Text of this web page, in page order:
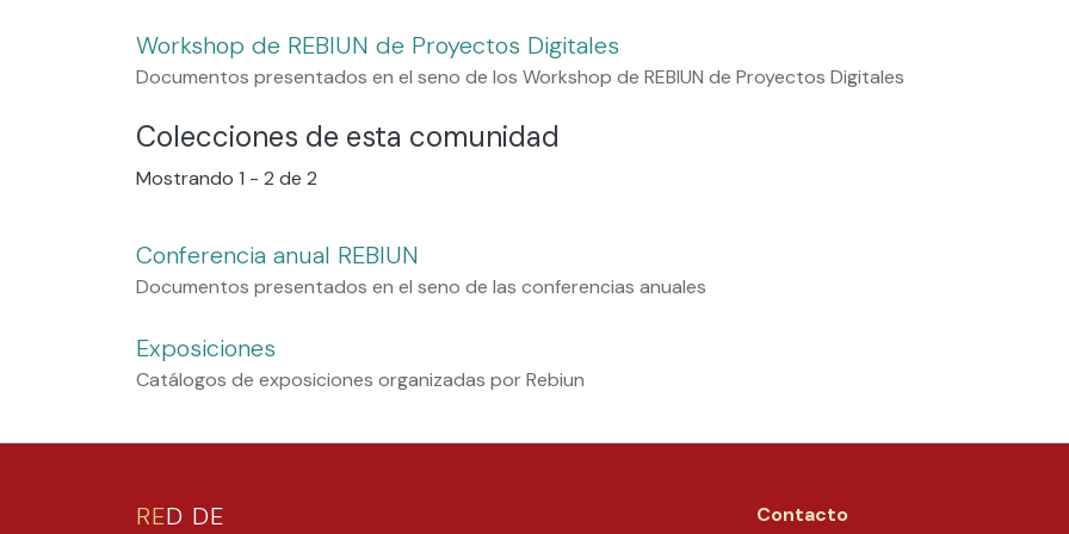
Workshop de REBIUN de Proyectos Digitales
Documentos presentados en el seno de los Workshop de REBIUN de Proyectos Digitales
Colecciones de esta comunidad
Mostrando 1 - 2 de 2
Conferencia anual REBIUN
Documentos presentados en el seno de las conferencias anuales
Exposiciones
Catálogos de exposiciones organizadas por Rebiun
RED DE
Contacto